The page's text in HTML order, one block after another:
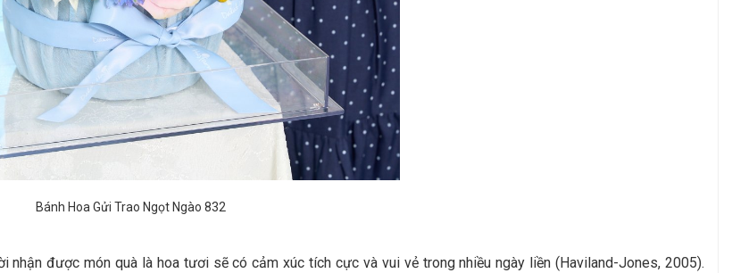
Bánh Hoa Gửi Trao Ngọt Ngào 832
được món quà là hoa tươi sẽ có cảm xúc tích cực và vui vẻ trong nhiều ngày liền (Haviland-Jones, 2005).